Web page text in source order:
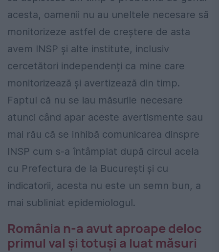
acesta, oamenii nu au uneltele necesare să
monitorizeze astfel de creștere de asta
avem INSP și alte institute, inclusiv
cercetători independenți ca mine care
monitorizează și avertizează din timp.
Faptul că nu se iau măsurile necesare
atunci când apar aceste avertismente sau
mai rău că se inhibă comunicarea dinspre
INSP cum s-a întâmplat după circul acela
cu Prefectura de la București și cu
indicatorii, acesta nu este un semn bun, a
mai subliniat epidemiologul.
România n-a avut aproape deloc
primul val şi totuşi a luat măsuri